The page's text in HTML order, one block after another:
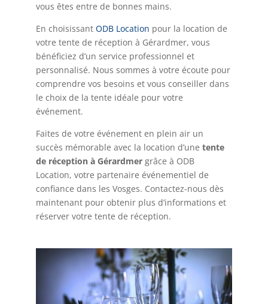
vous êtes entre de bonnes mains.
En choisissant ODB Location pour la location de
votre tente de réception à Gérardmer, vous
bénéficiez d’un service professionnel et
personnalisé. Nous sommes à votre écoute pour
comprendre vos besoins et vous conseiller dans
le choix de la tente idéale pour votre
événement.
Faites de votre événement en plein air un
succès mémorable avec la location d’une tente
de réception à Gérardmergrâce à ODB
Location, votre partenaire événementiel de
confiance dans les Vosges. Contactez-nous dès
maintenant pour obtenir plus d’informations et
réserver votre tente de réception.